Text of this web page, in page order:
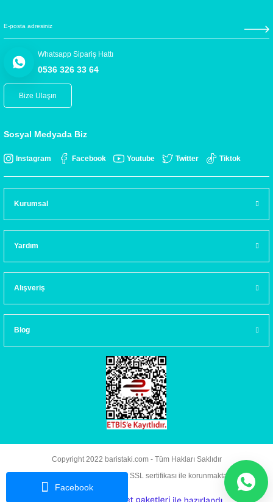
Facebook
Whatsapp Sipariş Hattı
0536 326 33 64
Bize Ulaşın
Sosyal Medyada Biz
Instagram Facebook Youtube Twitter Tiktok
Kurumsal
Yardım
Alışveriş
Blog
Copyright 2022 baristaki.com - Tüm Hakları Saklıdır
Kredi kartı bilgileriniz 256bit SSL sertifikası ile korunmaktadır.
e- ile